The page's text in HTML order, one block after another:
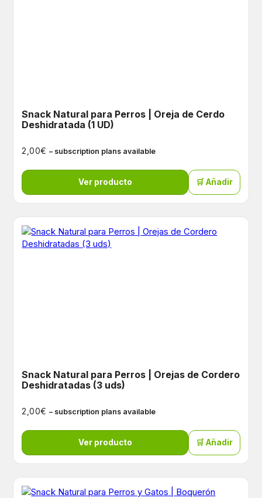
Snack Natural para Perros | Oreja de Cerdo
Deshidratada (1 UD)
2,00€ – subscription plans available
Ver producto 🛒 Añadir
Snack Natural para Perros | Orejas de Cordero
Deshidratadas (3 uds)
2,00€ – subscription plans available
Ver producto 🛒 Añadir